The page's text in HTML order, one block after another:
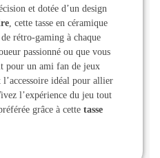
et dotée d’un design
, cette tasse en céramique
rétro-gaming à chaque
passionné ou que vous
pour un ami fan de jeux
l’accessoire idéal pour allier
l’expérience du jeu tout
grâce à cette tasse